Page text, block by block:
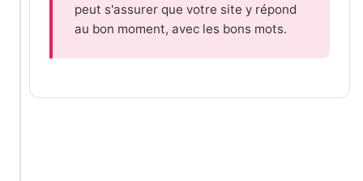
peut s'assurer que votre site y répond
au bon moment, avec les bons mots.